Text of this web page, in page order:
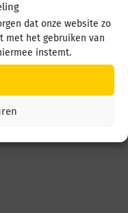
dat onze website zo
met het gebruiken van
instemt.
Luana
504 524 Jeans
Blau